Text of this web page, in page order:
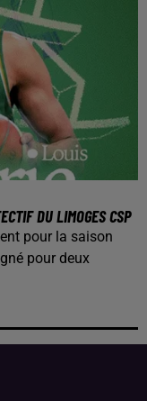
DU LIMOGES CSP
pour la saison
pour deux